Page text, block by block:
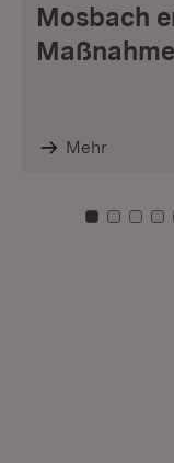
Mosbach
Mehr
ZuZuZu